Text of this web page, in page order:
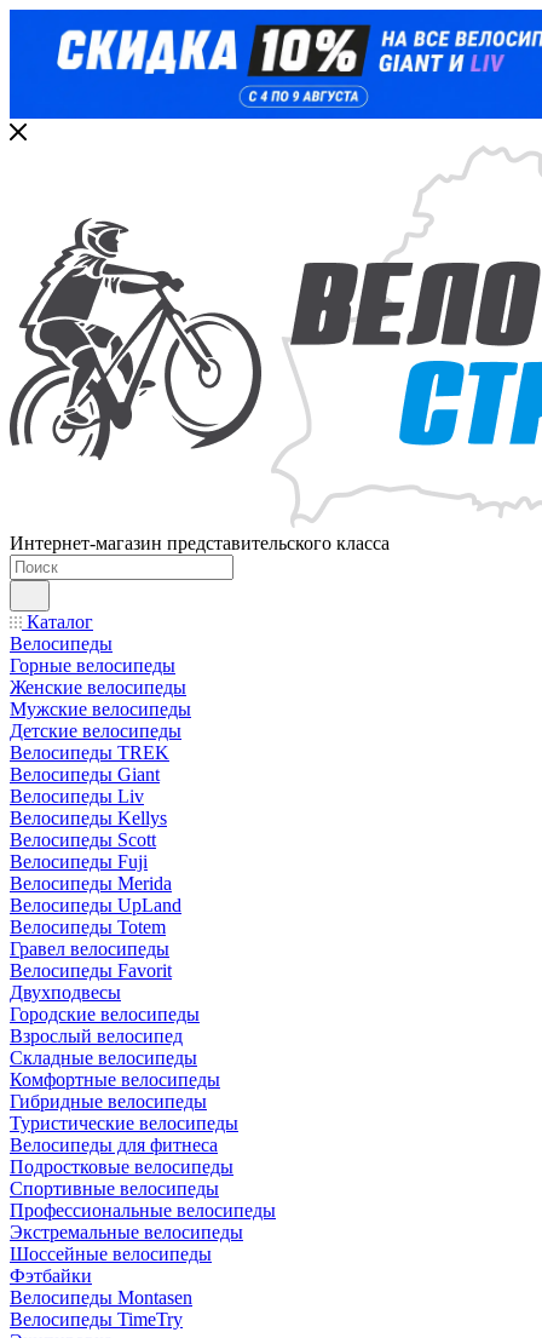
Интернет-магазин представительского класса
Каталог
Велосипеды
Горные велосипеды
Женские велосипеды
Мужские велосипеды
Детские велосипеды
Велосипеды TREK
Велосипеды Giant
Велосипеды Liv
Велосипеды Kellys
Велосипеды Scott
Велосипеды Fuji
Велосипеды Merida
Велосипеды UpLand
Велосипеды Totem
Гравел велосипеды
Велосипеды Favorit
Двухподвесы
Городские велосипеды
Взрослый велосипед
Складные велосипеды
Комфортные велосипеды
Гибридные велосипеды
Туристические велосипеды
Велосипеды для фитнеса
Подростковые велосипеды
Спортивные велосипеды
Профессиональные велосипеды
Экстремальные велосипеды
Шоссейные велосипеды
Фэтбайки
Велосипеды Montasen
Велосипеды TimeTry